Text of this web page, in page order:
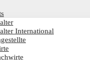
International